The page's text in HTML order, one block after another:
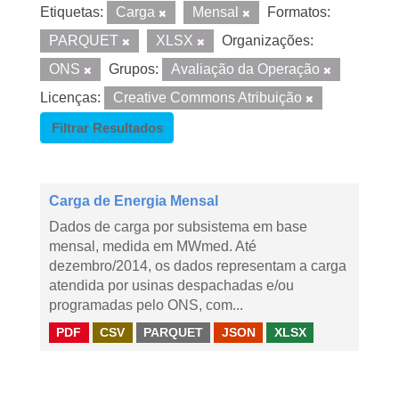
Etiquetas: Carga Mensal
Formatos:
PARQUET
XLSX
Organizações:
ONS
Grupos:
Avaliação da Operação
Licenças:
Creative Commons Atribuição
Filtrar Resultados
Carga de Energia Mensal
Dados de carga por subsistema em base
mensal, medida em MWmed. Até
dezembro/2014, os dados representam a carga
atendida por usinas despachadas e/ou
programadas pelo ONS, com...
PDF CSV PARQUET JSON XLSX